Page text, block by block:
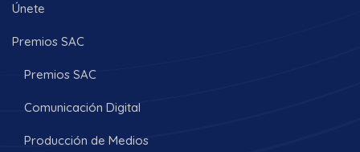
Únete
Premios SAC
Premios SAC
Comunicación Digital
Producción de Medios